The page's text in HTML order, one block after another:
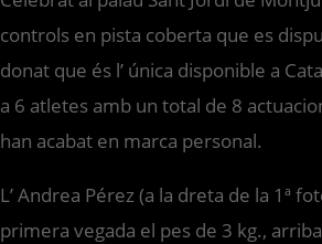
controls en pista coberta que es
donat que és l’ única disponible a
a 6 atletes amb un total de 8
han acabat en marca personal.
L’ Andrea Pérez (a la dreta de la 1ª
primera vegada el pes de 3 kg.,